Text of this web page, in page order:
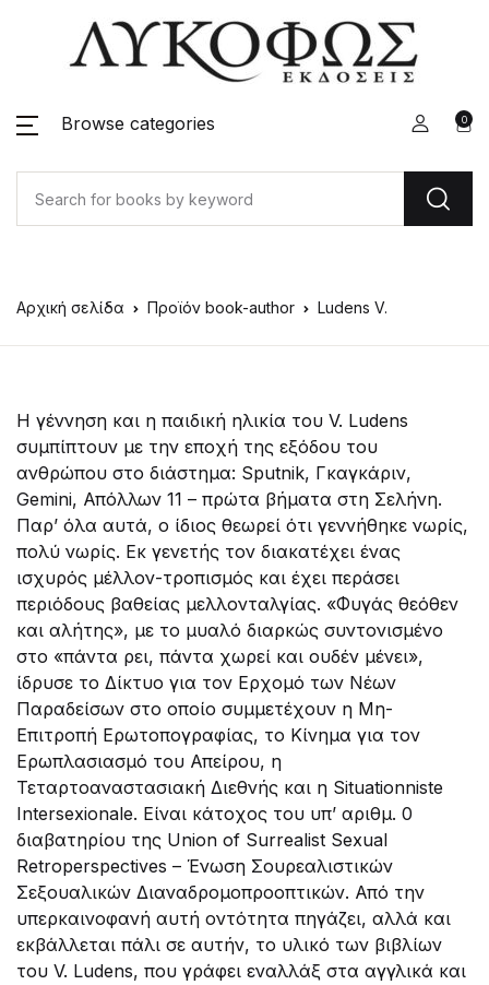
Browse categories 0
Αρχική σελίδα Προϊόν book-author Ludens V.
Η γέννηση και η παιδική ηλικία του V. Ludens
συμπίπτουν με την εποχή της εξόδου του
ανθρώπου στο διάστημα: Sputnik, Γκαγκάριν,
Gemini, Απόλλων 11 – πρώτα βήματα στη Σελήνη.
Παρ’ όλα αυτά, ο ίδιος θεωρεί ότι γεννήθηκε νωρίς,
πολύ νωρίς. Εκ γενετής τον διακατέχει ένας
ισχυρός μέλλον-τροπισμός και έχει περάσει
περιόδους βαθείας μελλονταλγίας. «Φυγάς θεόθεν
και αλήτης», με το μυαλό διαρκώς συντονισμένο
στο «πάντα ρει, πάντα χωρεί και ουδέν μένει»,
ίδρυσε το Δίκτυο για τον Ερχομό των Νέων
Παραδείσων στο οποίο συμμετέχουν η Μη-
Επιτροπή Ερωτοπογραφίας, το Κίνημα για τον
Ερωπλασιασμό του Απείρου, η
Τεταρτοαναστασιακή Διεθνής και η Situationniste
Intersexionale. Είναι κάτοχος του υπ’ αριθμ. 0
διαβατηρίου της Union of Surrealist Sexual
Retroperspectives – Ένωση Σουρεαλιστικών
Σεξουαλικών Διαναδρομοπροοπτικών. Από την
υπερκαινοφανή αυτή οντότητα πηγάζει, αλλά και
εκβάλλεται πάλι σε αυτήν, το υλικό των βιβλίων
του V. Ludens, που γράφει εναλλάξ στα αγγλικά και